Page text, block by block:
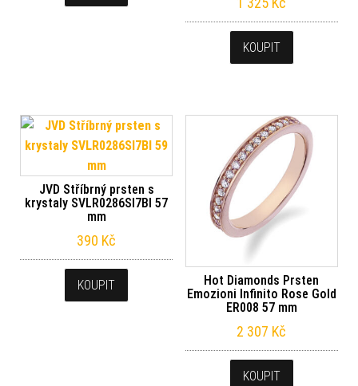
KOUPIT
JVD Stříbrný prsten s
krystaly SVLR0286SI7BI 57
mm
390 Kč
KOUPIT
Hot Diamonds Prsten
Emozioni Infinito Rose Gold
ER008 57 mm
2 307 Kč
KOUPIT